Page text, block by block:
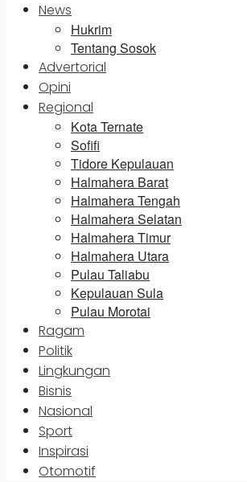
News
Hukrim
Tentang Sosok
Advertorial
Opini
Regional
Kota Ternate
Sofifi
Tidore Kepulauan
Halmahera Barat
Halmahera Tengah
Halmahera Selatan
Halmahera Timur
Halmahera Utara
Pulau Taliabu
Kepulauan Sula
Pulau Morotai
Ragam
Politik
Lingkungan
Bisnis
Nasional
Sport
Inspirasi
Otomotif